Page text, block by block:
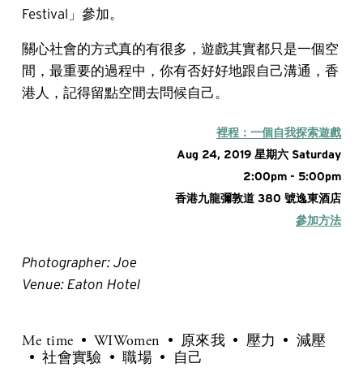
Festival」參加。
關心社會的方式真的有很多，遊戲其實都只是一個空
間，最重要的過程中，你有否好好地跟自己溝通，香
港人，記得留點空間去問候自己。
裡程：一個自我探索遊戲
Aug 24, 2019 星期六 Saturday
2:00pm - 5:00pm
香港九龍彌敦道 380 號逸東酒店
參加方法
Photographer: Joe
Venue: Eaton Hotel
Me time WIWomen 原來我 壓力
減壓
社會實驗
職場 自己